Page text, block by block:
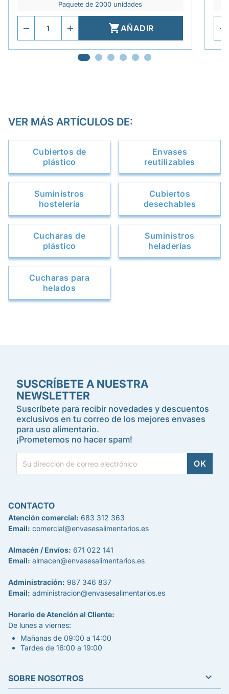
Paquete de 2000 unidades
AÑADIR
VER MÁS ARTÍCULOS DE:
Cubiertos de
plástico
Envases
reutilizables
Suministros
hostelería
Cubiertos
desechables
Cucharas de
plástico
Suministros
heladerías
Cucharas para
helados
SUSCRÍBETE A NUESTRA
NEWSLETTER
Suscríbete para recibir novedades y descuentos
exclusivos en tu correo de los mejores envases
para uso alimentario.
¡Prometemos no hacer spam!
CONTACTO
Atención comercial: 683 312 363
Email: comercial@envasesalimentarios.es
Almacén / Envíos: 671 022 141
Email: almacen@envasesalimentarios.es
Administración: 987 346 837
Email: administracion@envasesalimentarios.es
Horario de Atención al Cliente:
De lunes a viernes:
Mañanas de 09:00 a 14:00
Tardes de 16:00 a 19:00
SOBRE NOSOTROS
